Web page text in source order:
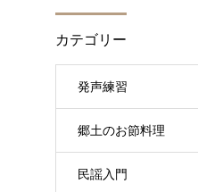
カテゴリー
発声練習
郷土のお節料理
民謡入門